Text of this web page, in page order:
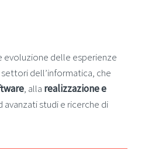
evoluzione delle esperienze
dell’informatica, che
, alla realizzazione e
avanzati studi e ricerche di